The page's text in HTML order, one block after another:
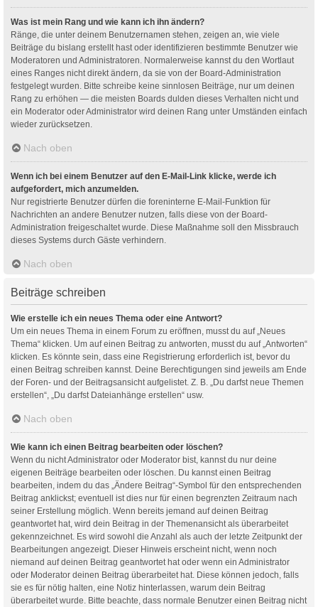
Was ist mein Rang und wie kann ich ihn ändern?
Ränge, die unter deinem Benutzernamen stehen, zeigen an, wie viele
Beiträge du bislang erstellt hast oder identifizieren bestimmte Benutzer wie
Moderatoren und Administratoren. Normalerweise kannst du den Wortlaut
eines Ranges nicht direkt ändern, da sie von der Board-Administration
festgelegt wurden. Bitte schreibe keine sinnlosen Beiträge, nur um deinen
Rang zu erhöhen — die meisten Boards dulden dieses Verhalten nicht und
ein Moderator oder Administrator wird deinen Rang unter Umständen einfach
wieder zurücksetzen.
Nach oben
Wenn ich bei einem Benutzer auf den E-Mail-Link klicke, werde ich
aufgefordert, mich anzumelden.
Nur registrierte Benutzer dürfen die foreninterne E-Mail-Funktion für
Nachrichten an andere Benutzer nutzen, falls diese von der Board-
Administration freigeschaltet wurde. Diese Maßnahme soll den Missbrauch
dieses Systems durch Gäste verhindern.
Nach oben
Beiträge schreiben
Wie erstelle ich ein neues Thema oder eine Antwort?
Um ein neues Thema in einem Forum zu eröffnen, musst du auf „Neues
Thema“ klicken. Um auf einen Beitrag zu antworten, musst du auf „Antworten“
klicken. Es könnte sein, dass eine Registrierung erforderlich ist, bevor du
einen Beitrag schreiben kannst. Deine Berechtigungen sind jeweils am Ende
der Foren- und der Beitragsansicht aufgelistet. Z. B. „Du darfst neue Themen
erstellen“, „Du darfst Dateianhänge erstellen“ usw.
Nach oben
Wie kann ich einen Beitrag bearbeiten oder löschen?
Wenn du nicht Administrator oder Moderator bist, kannst du nur deine
eigenen Beiträge bearbeiten oder löschen. Du kannst einen Beitrag
bearbeiten, indem du das „Ändere Beitrag“-Symbol für den entsprechenden
Beitrag anklickst; eventuell ist dies nur für einen begrenzten Zeitraum nach
seiner Erstellung möglich. Wenn bereits jemand auf deinen Beitrag
geantwortet hat, wird dein Beitrag in der Themenansicht als überarbeitet
gekennzeichnet. Es wird sowohl die Anzahl als auch der letzte Zeitpunkt der
Bearbeitungen angezeigt. Dieser Hinweis erscheint nicht, wenn noch
niemand auf deinen Beitrag geantwortet hat oder wenn ein Administrator
oder Moderator deinen Beitrag überarbeitet hat. Diese können jedoch, falls
sie es für nötig halten, eine Notiz hinterlassen, warum dein Beitrag
überarbeitet wurde. Bitte beachte, dass normale Benutzer einen Beitrag nicht